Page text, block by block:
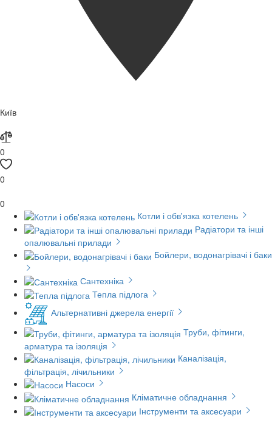
Київ
0
0
0
Котли і обв'язка котелень
Радіатори та інші
опалювальні прилади
Бойлери, водонагрівачі і баки
Сантехніка
Тепла підлога
Альтернативні джерела енергії
Труби, фітинги,
арматура та ізоляція
Каналізація,
фільтрація, лічильники
Насоси
Кліматичне обладнання
Інструменти та аксесуари